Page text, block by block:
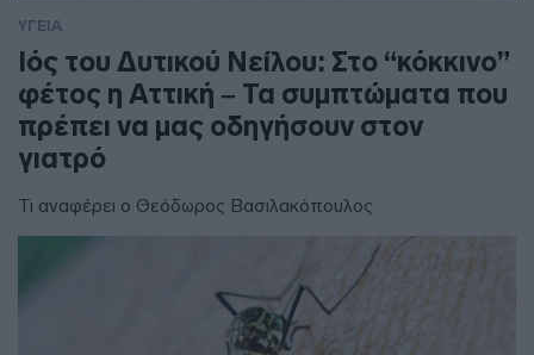
ΥΓΕΙΑ
Ιός του Δυτικού Νείλου: Στο “κόκκινο”
φέτος η Αττική – Τα συμπτώματα που
πρέπει να μας οδηγήσουν στον
γιατρό
Τι αναφέρει ο Θεόδωρος Βασιλακόπουλος